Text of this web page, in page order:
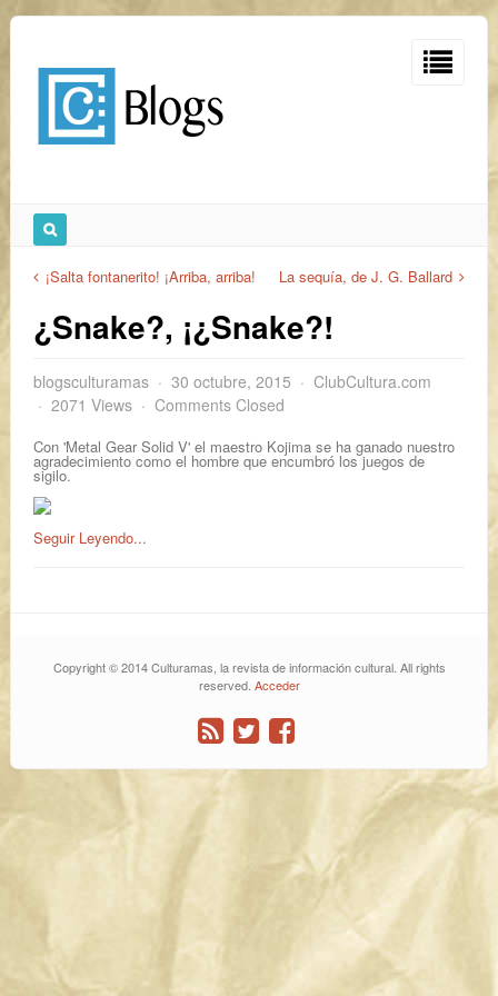
¡Salta fontanerito! ¡Arriba, arriba! La sequía, de J. G. Ballard
¿Snake?, ¡¿Snake?!
blogsculturamas 30 octubre, 2015
ClubCultura.com
2071 Views
Comments Closed
Con 'Metal Gear Solid V' el maestro Kojima se ha ganado nuestro
agradecimiento como el hombre que encumbró los juegos de
sigilo.
Seguir Leyendo...
Copyright © 2014 Culturamas, la revista de información cultural. All rights
reserved. Acceder